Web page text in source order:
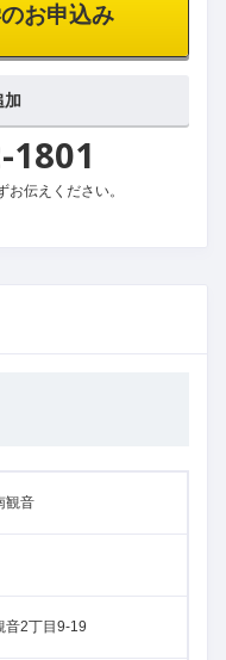
お申込み
加
伝えください。
観音
音2丁目9-19